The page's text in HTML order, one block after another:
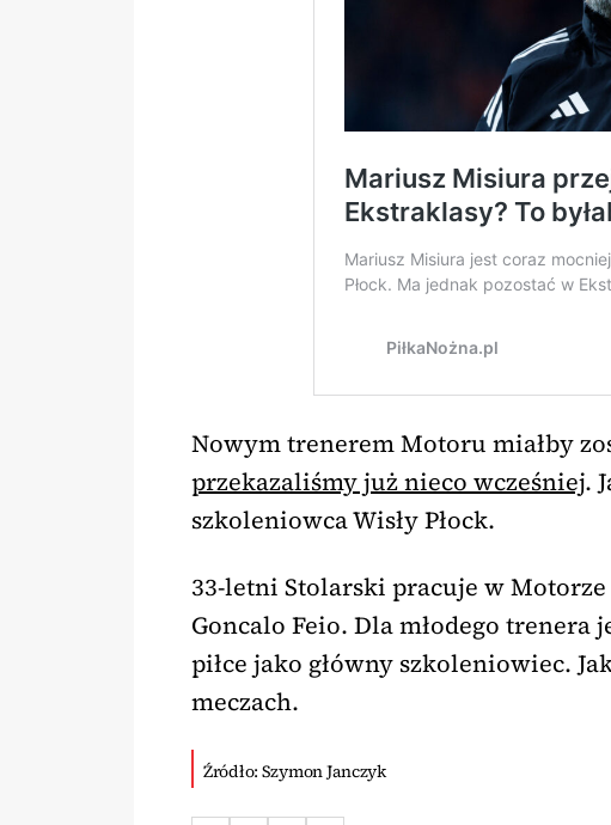
Nowym trenerem Motoru miałby
przekazaliśmy już nieco wcześniej.
szkoleniowca Wisły Płock.
33-letni Stolarski pracuje w
Goncalo Feio. Dla młodego trenera
piłce jako główny szkoleniowiec.
meczach.
Źródło: Szymon Janczyk